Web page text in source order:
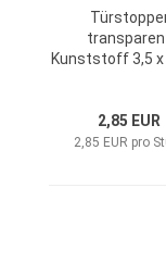
Kunststoff 3,5 x
2,85 EUR
2,85 EUR pro